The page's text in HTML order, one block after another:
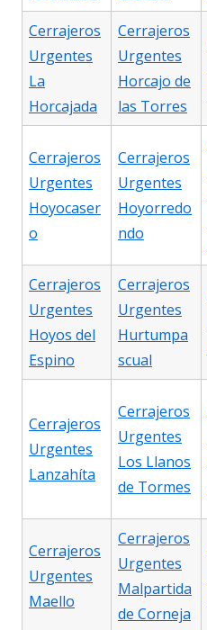
Cerrajeros
Urgentes
La
Horcajada
Cerrajeros
Urgentes
Horcajo de
las Torres
Cerrajeros
Urgentes
Hoyocaser
o
Cerrajeros
Urgentes
Hoyorredo
ndo
Cerrajeros
Urgentes
Hoyos del
Espino
Cerrajeros
Urgentes
Hurtumpa
scual
Cerrajeros
Urgentes
Lanzahíta
Cerrajeros
Urgentes
Los Llanos
de Tormes
Cerrajeros
Urgentes
Maello
Cerrajeros
Urgentes
Malpartida
de Corneja